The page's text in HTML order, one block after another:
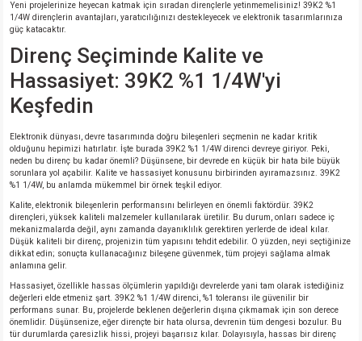
Yeni projelerinize heyecan katmak için sıradan dirençlerle yetinmemelisiniz! 39K2 %1
1/4W dirençlerin avantajları, yaratıcılığınızı destekleyecek ve elektronik tasarımlarınıza
güç katacaktır.
Direnç Seçiminde Kalite ve
Hassasiyet: 39K2 %1 1/4W'yi
Keşfedin
Elektronik dünyası, devre tasarımında doğru bileşenleri seçmenin ne kadar kritik
olduğunu hepimizi hatırlatır. İşte burada 39K2 %1 1/4W direnci devreye giriyor. Peki,
neden bu direnç bu kadar önemli? Düşünsene, bir devrede en küçük bir hata bile büyük
sorunlara yol açabilir. Kalite ve hassasiyet konusunu birbirinden ayıramazsınız. 39K2
%1 1/4W, bu anlamda mükemmel bir örnek teşkil ediyor.
Kalite, elektronik bileşenlerin performansını belirleyen en önemli faktördür. 39K2
dirençleri, yüksek kaliteli malzemeler kullanılarak üretilir. Bu durum, onları sadece iç
mekanizmalarda değil, aynı zamanda dayanıklılık gerektiren yerlerde de ideal kılar.
Düşük kaliteli bir direnç, projenizin tüm yapısını tehdit edebilir. O yüzden, neyi seçtiğinize
dikkat edin; sonuçta kullanacağınız bileşene güvenmek, tüm projeyi sağlama almak
anlamına gelir.
Hassasiyet, özellikle hassas ölçümlerin yapıldığı devrelerde yani tam olarak istediğiniz
değerleri elde etmeniz şart. 39K2 %1 1/4W direnci, %1 toleransı ile güvenilir bir
performans sunar. Bu, projelerde beklenen değerlerin dışına çıkmamak için son derece
önemlidir. Düşünsenize, eğer dirençte bir hata olursa, devrenin tüm dengesi bozulur. Bu
tür durumlarda çaresizlik hissi, projeyi başarısız kılar. Dolayısıyla, hassas bir direnç